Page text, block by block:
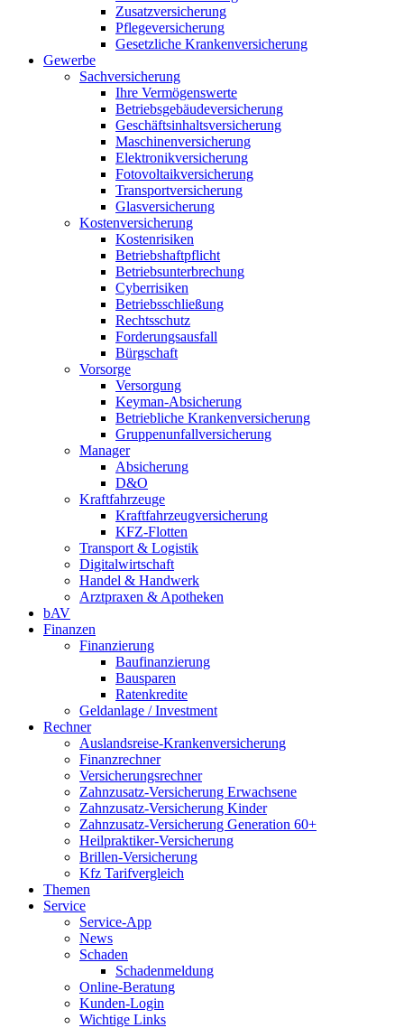
Zusatzversicherung
Pflegeversicherung
Gesetzliche Krankenversicherung
Gewerbe
Sachversicherung
Ihre Vermögenswerte
Betriebsgebäudeversicherung
Geschäftsinhaltsversicherung
Maschinenversicherung
Elektronikversicherung
Fotovoltaikversicherung
Transportversicherung
Glasversicherung
Kostenversicherung
Kostenrisiken
Betriebshaftpflicht
Betriebsunterbrechung
Cyberrisiken
Betriebsschließung
Rechtsschutz
Forderungsausfall
Bürgschaft
Vorsorge
Versorgung
Keyman-Absicherung
Betriebliche Krankenversicherung
Gruppenunfallversicherung
Manager
Absicherung
D&O
Kraftfahrzeuge
Kraftfahrzeugversicherung
KFZ-Flotten
Transport & Logistik
Digitalwirtschaft
Handel & Handwerk
Arztpraxen & Apotheken
bAV
Finanzen
Finanzierung
Baufinanzierung
Bausparen
Ratenkredite
Geldanlage / Investment
Rechner
Auslandsreise-Krankenversicherung
Finanzrechner
Versicherungsrechner
Zahnzusatz-Versicherung Erwachsene
Zahnzusatz-Versicherung Kinder
Zahnzusatz-Versicherung Generation 60+
Heilpraktiker-Versicherung
Brillen-Versicherung
Kfz Tarifvergleich
Themen
Service
Service-App
News
Schaden
Schadenmeldung
Online-Beratung
Kunden-Login
Wichtige Links